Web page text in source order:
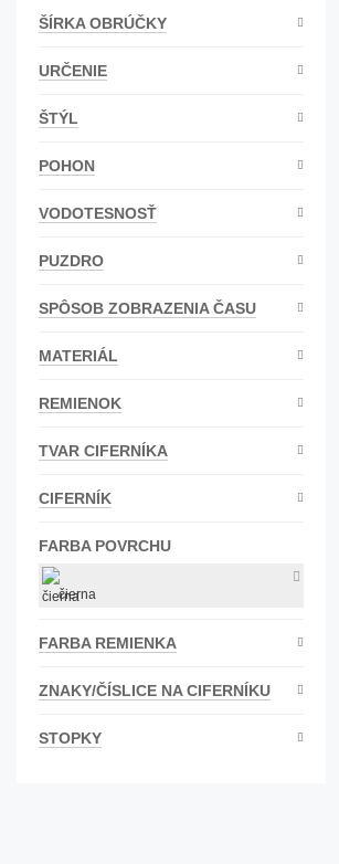
ŠÍRKA OBRÚČKY
URČENIE
ŠTÝL
POHON
VODOTESNOSŤ
PUZDRO
SPÔSOB ZOBRAZENIA ČASU
MATERIÁL
REMIENOK
TVAR CIFERNÍKA
CIFERNÍK
FARBA POVRCHU
čierna
FARBA REMIENKA
ZNAKY/ČÍSLICE NA CIFERNÍKU
STOPKY